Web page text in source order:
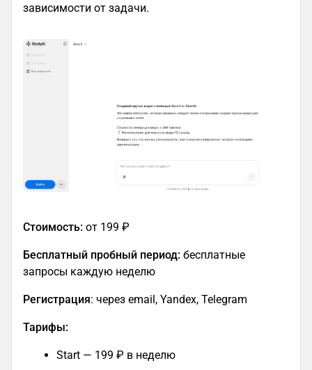
зависимости от задачи.
Стоимость: от 199 ₽
Бесплатный пробный период: бесплатные
запросы каждую неделю
Регистрация: через email, Yandex, Telegram
Тарифы:
Start — 199 ₽ в неделю